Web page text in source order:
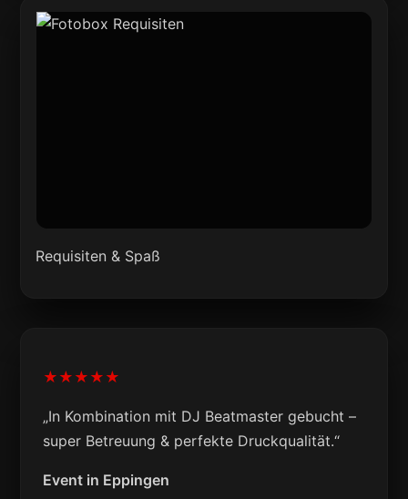
Requisiten & Spaß
★★★★★
„In Kombination mit DJ Beatmaster gebucht –
super Betreuung & perfekte Druckqualität.“
Event in Eppingen